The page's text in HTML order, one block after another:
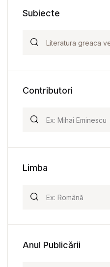
Subiecte
Contributori
Limba
Anul Publicării